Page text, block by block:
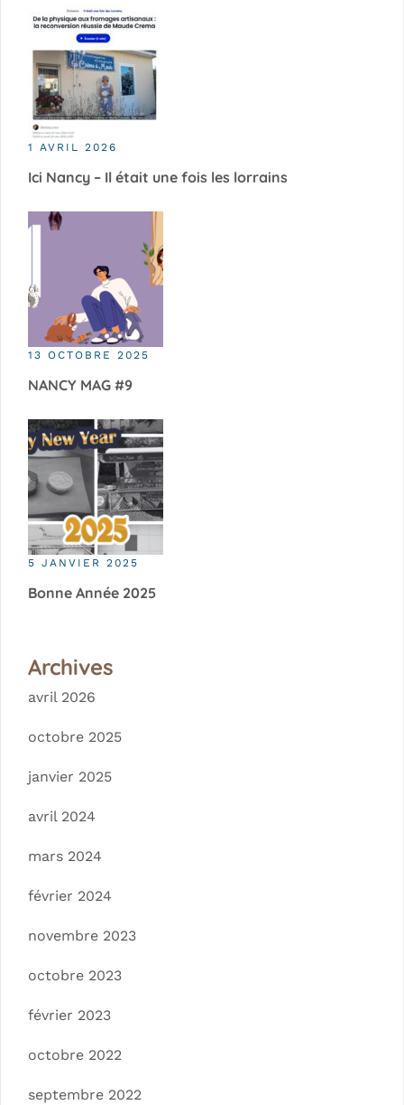
1 AVRIL 2026
Ici Nancy – Il était une fois les lorrains
13 OCTOBRE 2025
NANCY MAG #9
5 JANVIER 2025
Bonne Année 2025
Archives
avril 2026
octobre 2025
janvier 2025
avril 2024
mars 2024
février 2024
novembre 2023
octobre 2023
février 2023
octobre 2022
septembre 2022